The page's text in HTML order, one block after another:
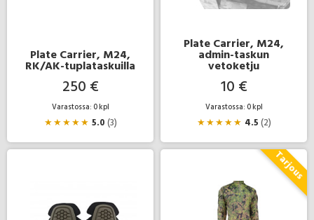
Plate Carrier, M24,
RK/AK-tuplataskuilla
250 €
Varastossa: 0 kpl
★★★★★ 5.0(3)
Plate Carrier, M24,
admin-taskun
vetoketju
10 €
Varastossa: 0 kpl
★★★★★ 4.5(2)